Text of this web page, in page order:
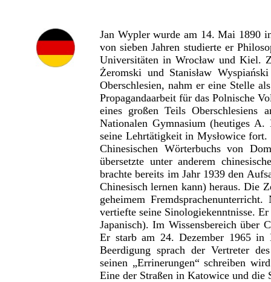
Jan Wypler wurde am 14. Mai 1890
von sieben Jahren studierte er
Universitäten in Wrocław und Kiel.
Żeromski und Stanisław
Oberschlesien, nahm er eine Stelle
Propagandaarbeit für das Polnische
eines großen Teils
Nationalen Gymnasium (heutiges
seine Lehrtätigkeit in Mysłowice
Chinesischen Wörterbuchs von
übersetzte unter anderem
brachte bereits im Jahr 1939 den
Chinesisch lernen kann) heraus. Die
geheimem
vertiefte seine Sinologiekenntnisse.
Japanisch). Im Wissensbereich über
Er starb am 24. Dezember 1965 in
Beerdigung sprach der Vertreter
seinen „Errinerungen“ schreiben
Eine der Straßen in Katowice und die